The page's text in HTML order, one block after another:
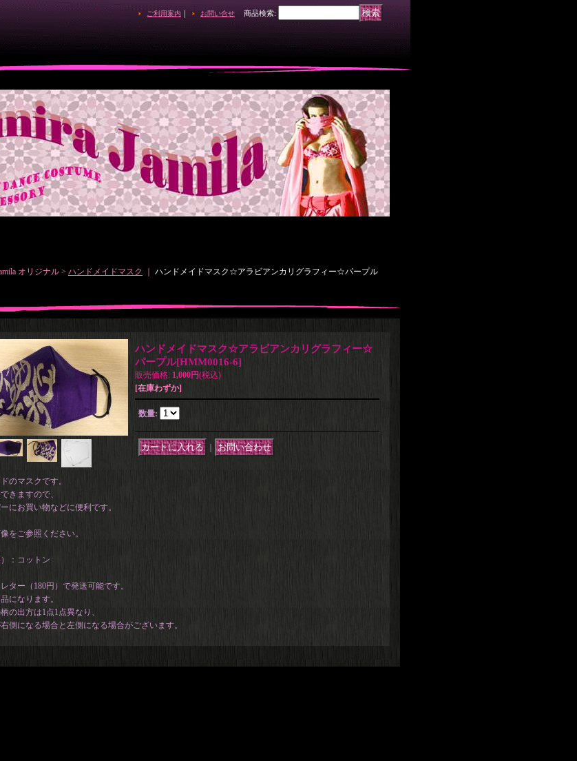
ご利用案内 ｜ お問い合せ 商品検索:
オリジナル > ハンドメイドマスク ハンドメイドマスク☆アラビアンカリグラフィー☆パープル
ハンドメイドマスク☆アラビアンカリグラフィー☆
パープル[HMM0016-6]
販売価格: 1,000円(税込)
[在庫わずか]
数量:
のマスクです。
きますので、
にお買い物などに便利です。
をご参照ください。
：コットン
ター（180円）で発送可能です。
になります。
の出方は1点1点異なり、
側になる場合と左側になる場合がございます。